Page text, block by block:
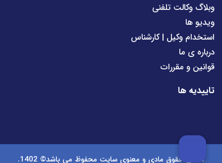
وبلاگ وکالت تلفنی
ویدیو ها
استخدام وکیل | کارشناس
درباره ی ما
قوانین و مقررات
تاییدیه ها
تمامی حقوق مادی و معنوی سایت محفوظ می باشد© 1402.